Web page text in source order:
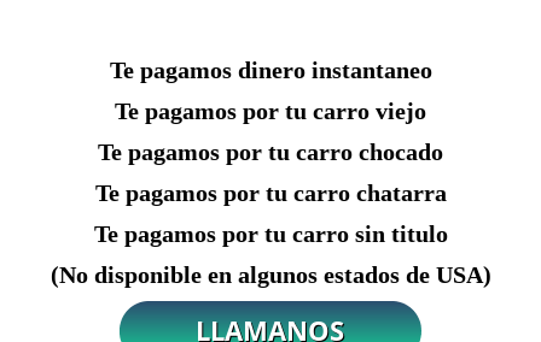
Te pagamos dinero instantaneo
Te pagamos por tu carro viejo
Te pagamos por tu carro chocado
Te pagamos por tu carro chatarra
Te pagamos por tu carro sin titulo
(No disponible en algunos estados de USA)